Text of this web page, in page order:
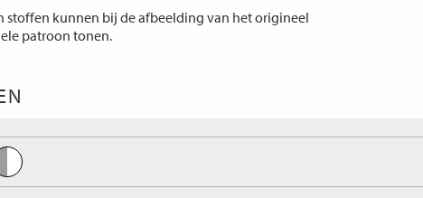
stoffen kunnen bij de afbeelding van het origineel
patroon tonen.